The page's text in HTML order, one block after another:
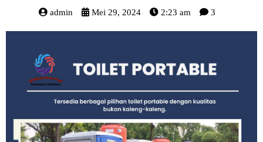
admin Mei 29, 2024 2:23 am 3